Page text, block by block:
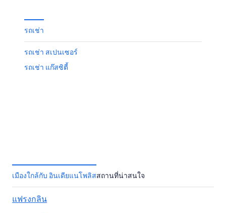
รถเช่า
รถเช่า สเปนเซอร์
รถเช่า แก๊สซิตี้
เมืองใกล้กับ อินเดียแนโพลิสสถานที่น่าสนใจ
แฟรงกลิน